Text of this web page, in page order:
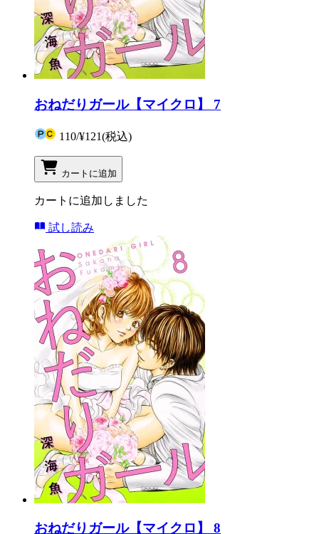
おねだりガール【マイクロ】 7
110/¥121(税込)
カートに追加
カートに追加しました
試し読み
おねだりガール【マイクロ】 8